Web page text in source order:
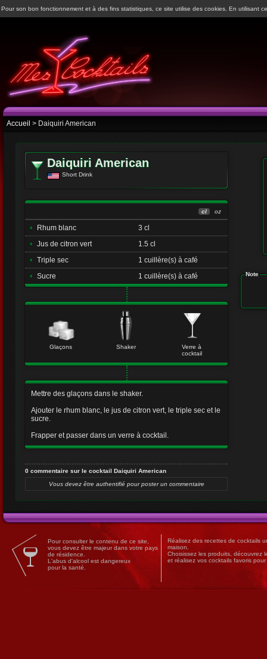
Pour son bon fonctionnement et à des fins statistiques, ce site utilise des cookies. En utilisant
Accueil > Daiquiri American
Daiquiri American
Short Drink
oz
cl
• Rhum blanc
3 cl
• Jus de citron vert
1.5 cl
• Triple sec
1 cuillère(s) à café
• Sucre 1 cuillère(s) à café
Glaçons Shaker
Verre à
cocktail
Mettre des glaçons dans le shaker.
Ajouter le rhum blanc, le jus de citron vert, le triple sec et le
sucre.
Frapper et passer dans un verre à cocktail.
0 commentaire sur le cocktail Daiquiri American
Vous devez être authentifié pour poster un commentaire
Note
Pour consulter le contenu de ce site,
vous devez être majeur dans votre pays
de résidence.
L'abus d'alcool est dangereux
pour la santé.
Réalisez des recettes de cocktails
maison.
Choisissez les produits, découvrez
et réalisez vos cocktails favoris